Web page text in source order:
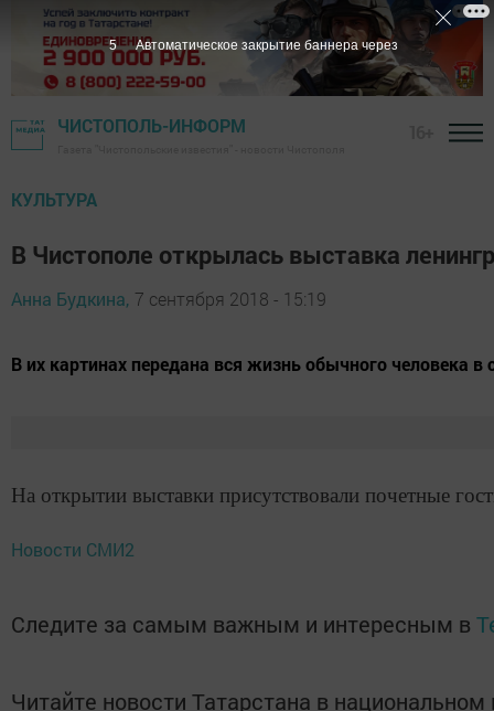
ЧИСТОПОЛЬ-ИНФОРМ
КУЛЬТУРА
В Чистополе открылась выставка
Анна Будкина, 7 сентября 2018 - 15:19
В их картинах передана вся жизнь обычного человека в
На открытии выставки присутствовали почетные
Новости СМИ2
Следите за самым важным и интересным в
Читайте новости Татарстана в
4 Автоматическое закрытие баннера через